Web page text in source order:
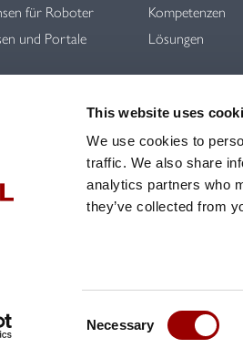
This website uses
We use cookies to
traffic. We also share
analytics partners who
they’ve collected from
Necessary
für Roboter
und Portale
Kompetenzen
Lösungen
AG 1954 - 2026